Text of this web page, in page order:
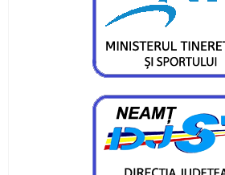
Obiective îndeplinite pentru
și LPS Piatra
Un titlu continental și o
Ionuț Măriuța și Gabriel
naționali